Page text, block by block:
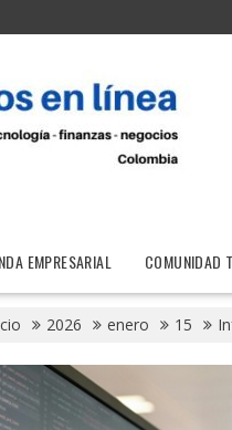
EMPRESARIAL COMUNIDAD
2026 enero 15